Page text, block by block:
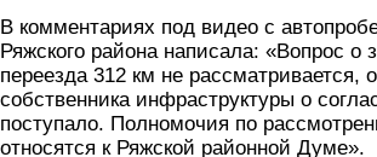
В комментариях под видео с
Ряжского района написала: «Вопрос о
переезда 312 км не рассматривается,
собственника инфраструктуры о
поступало. Полномочия по
относятся к Ряжской районной Думе».